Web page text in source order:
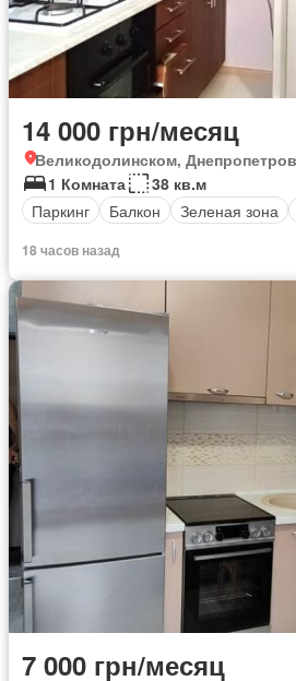
14 000 грн/месяц
Великодолинском,
1 Комната
38 кв.м
Паркинг
Балкон Зеленая зона
18 часов назад
7 000 грн/месяц